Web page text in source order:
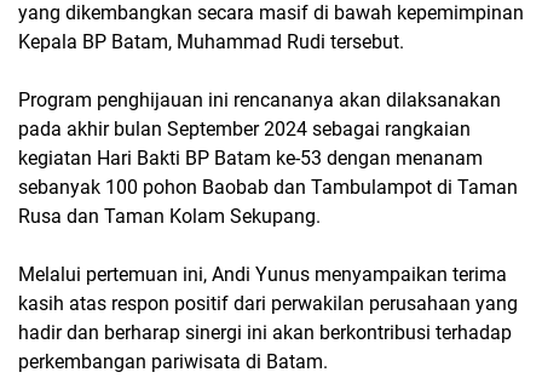
yang dikembangkan secara masif di bawah kepemimpinan
Kepala BP Batam, Muhammad Rudi tersebut.
Program penghijauan ini rencananya akan dilaksanakan
pada akhir bulan September 2024 sebagai rangkaian
kegiatan Hari Bakti BP Batam ke-53 dengan menanam
sebanyak 100 pohon Baobab dan Tambulampot di Taman
Rusa dan Taman Kolam Sekupang.
Melalui pertemuan ini, Andi Yunus menyampaikan terima
kasih atas respon positif dari perwakilan perusahaan yang
hadir dan berharap sinergi ini akan berkontribusi terhadap
perkembangan pariwisata di Batam.